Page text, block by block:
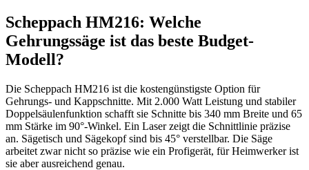
Scheppach HM216: Welche
Gehrungssäge ist das beste Budget-
Modell?
Die Scheppach HM216 ist die kostengünstigste Option für
Gehrungs- und Kappschnitte. Mit 2.000 Watt Leistung und stabiler
Doppelsäulenfunktion schafft sie Schnitte bis 340 mm Breite und 65
mm Stärke im 90°-Winkel. Ein Laser zeigt die Schnittlinie präzise
an. Sägetisch und Sägekopf sind bis 45° verstellbar. Die Säge
arbeitet zwar nicht so präzise wie ein Profigerät, für Heimwerker ist
sie aber ausreichend genau.